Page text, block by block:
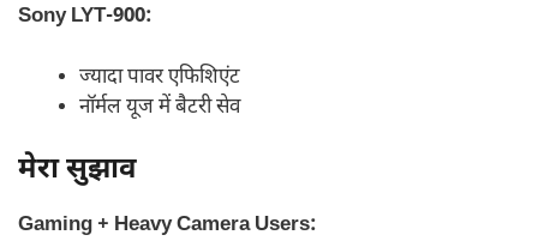
Sony LYT-900:
ज्यादा पावर एफिशिएंट
नॉर्मल यूज में बैटरी सेव
मेरा सुझाव
Gaming + Heavy Camera Users: